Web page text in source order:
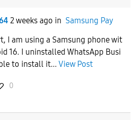
2 weeks ago in Samsung Pay
I am using a Samsung phone wit
16. I uninstalled WhatsApp Busi
to install it... View Post
0